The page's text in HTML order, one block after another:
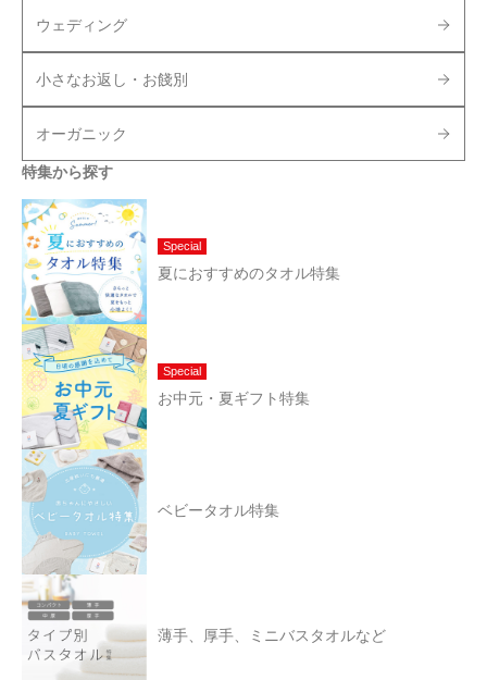
ウェディング
小さなお返し・お餞別
オーガニック
特集から探す
Special
夏におすすめのタオル特集
Special
お中元・夏ギフト特集
ベビータオル特集
薄手、厚手、ミニバスタオルなど